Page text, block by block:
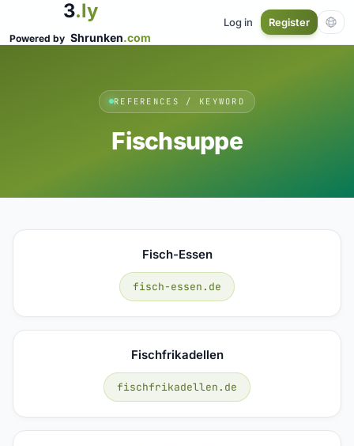
3.ly
Powered by Shrunken.com
Log in Register
REFERENCES / KEYWORD
Fischsuppe
Fisch-Essen
fisch-essen.de
Fischfrikadellen
fischfrikadellen.de